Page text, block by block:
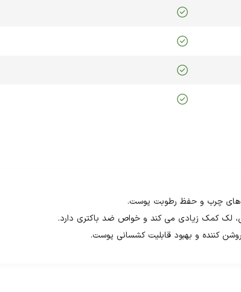
های چرب و حفظ رطوبت پوست.
لک کمک زیادی می کند و خواص ضد باکتری دارد.
کننده و بهبود قابلیت کشسانی پوست.